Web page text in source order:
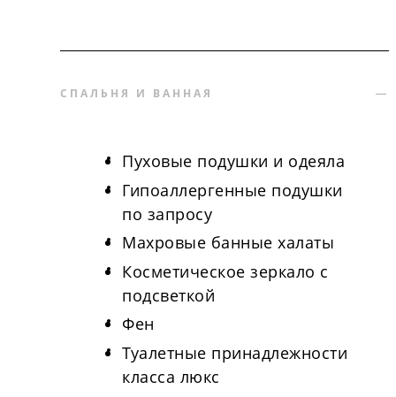
СПАЛЬНЯ И ВАННАЯ
Пуховые подушки и одеяла
Гипоаллергенные подушки
по запросу
Махровые банные халаты
Косметическое зеркало с
подсветкой
Фен
Туалетные принадлежности
класса люкс